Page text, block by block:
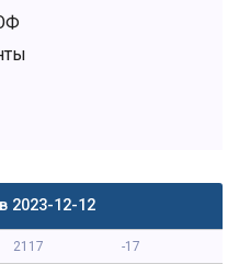
2023-12-12
2117 -17